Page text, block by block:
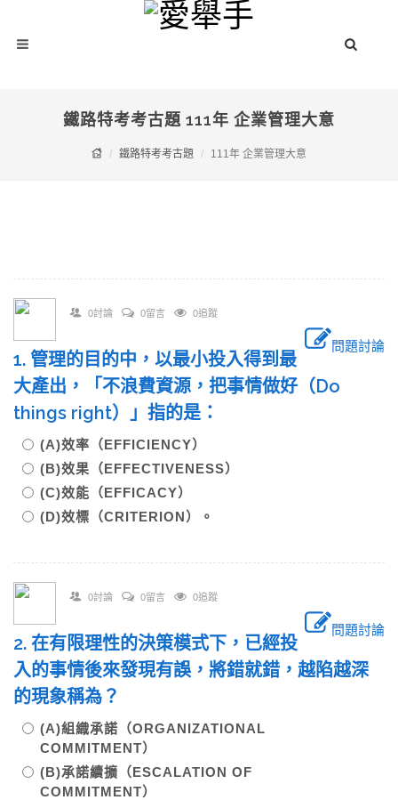
鐵路特考考古題 111年 企業管理大意
鐵路特考考古題 111年 企業管理大意
0討論 0留言 0追蹤
問題討論
1. 管理的目的中，以最小投入得到最
大產出，「不浪費資源，把事情做好（Do
things right）」指的是：
(A)效率（EFFICIENCY）
(B)效果（EFFECTIVENESS）
(C)效能（EFFICACY）
(D)效標（CRITERION）。
0討論 0留言 0追蹤
問題討論
2. 在有限理性的決策模式下，已經投
入的事情後來發現有誤，將錯就錯，越陷越深
的現象稱為？
(A)組織承諾（ORGANIZATIONAL
COMMITMENT）
(B)承諾續擴（ESCALATION OF
COMMITMENT）